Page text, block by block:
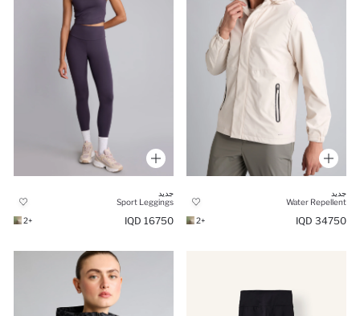
جديد
Water Repellent
34750 IQD
+2
جديد
Sport Leggings
16750 IQD
+2